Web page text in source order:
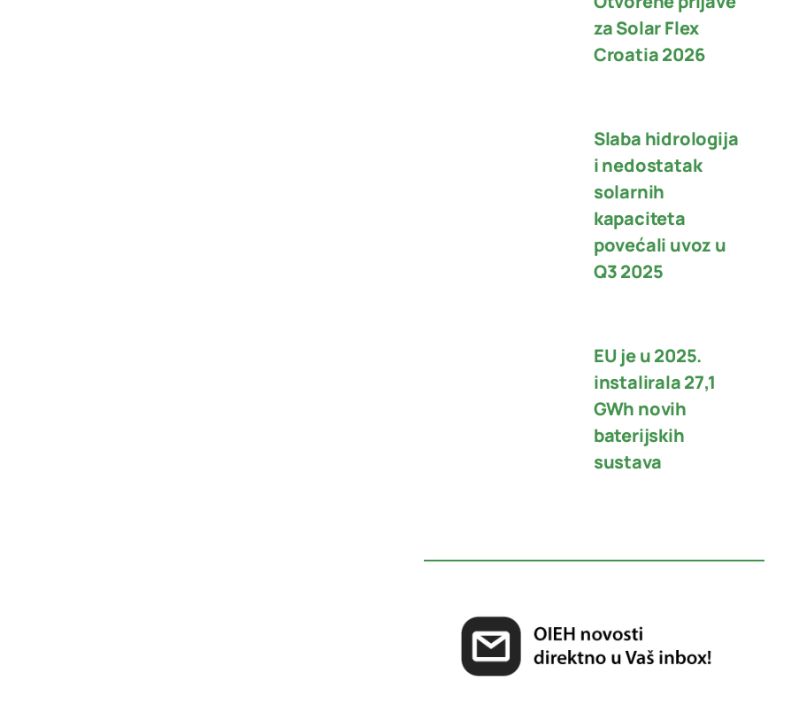
za Solar Flex
Croatia 2026
Slaba hidrologija
i nedostatak
solarnih
kapaciteta
povećali uvoz u
Q3 2025
EU je u 2025.
instalirala 27,1
GWh novih
baterijskih
sustava